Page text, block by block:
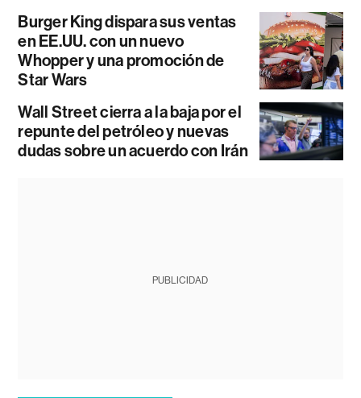
Burger King dispara sus ventas
en EE.UU. con un nuevo
Whopper y una promoción de
Star Wars
Wall Street cierra a la baja por el
repunte del petróleo y nuevas
dudas sobre un acuerdo con Irán
PUBLICIDAD